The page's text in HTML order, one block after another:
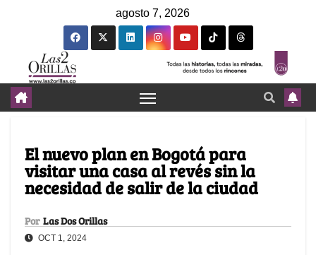
agosto 7, 2026
El nuevo plan en Bogotá para
visitar una casa al revés sin la
necesidad de salir de la ciudad
Por Las Dos Orillas
OCT 1, 2024